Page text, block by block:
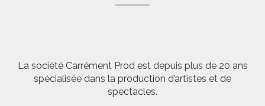
La société Carrément Prod est depuis plus de 20 ans
spécialisée dans la production d’artistes et de
spectacles.